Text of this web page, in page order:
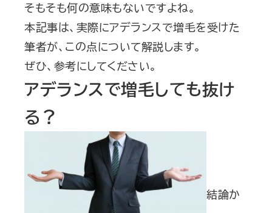
そもそも何の意味もないですよね。
本記事は、実際にアデランスで増毛を受けた
筆者が、この点について解説します。
ぜひ、参考にしてください。
アデランスで増毛しても抜け
る？
結論か